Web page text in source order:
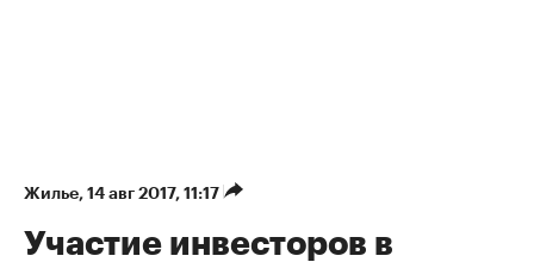
Жилье⁠, 14 авг 2017, 11:17
Участие инвесторов в